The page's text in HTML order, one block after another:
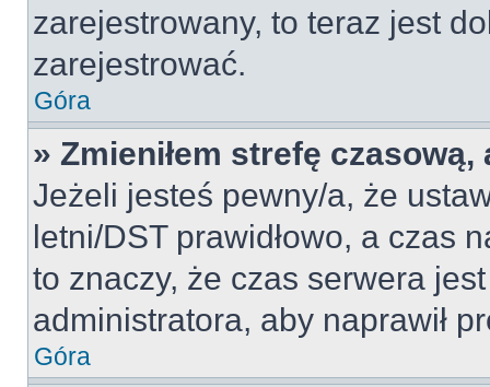
zarejestrowany, to teraz jest
zarejestrować.
Góra
» Zmieniłem strefę
Jeżeli jesteś pewny/a, że
letni/DST prawidłowo, a czas
to znaczy, że czas serwera
administratora, aby naprawił
Góra